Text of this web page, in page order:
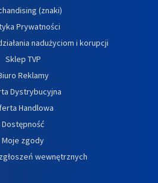
(znaki)
Prywatności
nadużyciom i korupcji
Sklep TVP
Reklamy
Dystrybucyjna
Handlowa
Dostępność
Moje zgody
wewnętrznych